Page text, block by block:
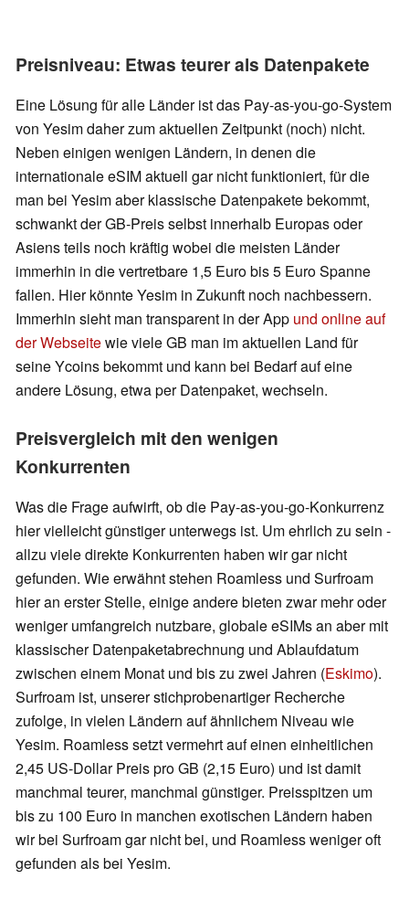
Preisniveau: Etwas teurer als Datenpakete
Eine Lösung für alle Länder ist das Pay-as-you-go-System
von Yesim daher zum aktuellen Zeitpunkt (noch) nicht.
Neben einigen wenigen Ländern, in denen die
internationale eSIM aktuell gar nicht funktioniert, für die
man bei Yesim aber klassische Datenpakete bekommt,
schwankt der GB-Preis selbst innerhalb Europas oder
Asiens teils noch kräftig wobei die meisten Länder
immerhin in die vertretbare 1,5 Euro bis 5 Euro Spanne
fallen. Hier könnte Yesim in Zukunft noch nachbessern.
Immerhin sieht man transparent in der App und online auf
der Webseitewie viele GB man im aktuellen Land für
seine Ycoins bekommt und kann bei Bedarf auf eine
andere Lösung, etwa per Datenpaket, wechseln.
Preisvergleich mit den wenigen
Konkurrenten
Was die Frage aufwirft, ob die Pay-as-you-go-Konkurrenz
hier vielleicht günstiger unterwegs ist. Um ehrlich zu sein -
allzu viele direkte Konkurrenten haben wir gar nicht
gefunden. Wie erwähnt stehen Roamless und Surfroam
hier an erster Stelle, einige andere bieten zwar mehr oder
weniger umfangreich nutzbare, globale eSIMs an aber mit
klassischer Datenpaketabrechnung und Ablaufdatum
zwischen einem Monat und bis zu zwei Jahren (Eskimo).
Surfroam ist, unserer stichprobenartiger Recherche
zufolge, in vielen Ländern auf ähnlichem Niveau wie
Yesim. Roamless setzt vermehrt auf einen einheitlichen
2,45 US-Dollar Preis pro GB (2,15 Euro) und ist damit
manchmal teurer, manchmal günstiger. Preisspitzen um
bis zu 100 Euro in manchen exotischen Ländern haben
wir bei Surfroam gar nicht bei, und Roamless weniger oft
gefunden als bei Yesim.